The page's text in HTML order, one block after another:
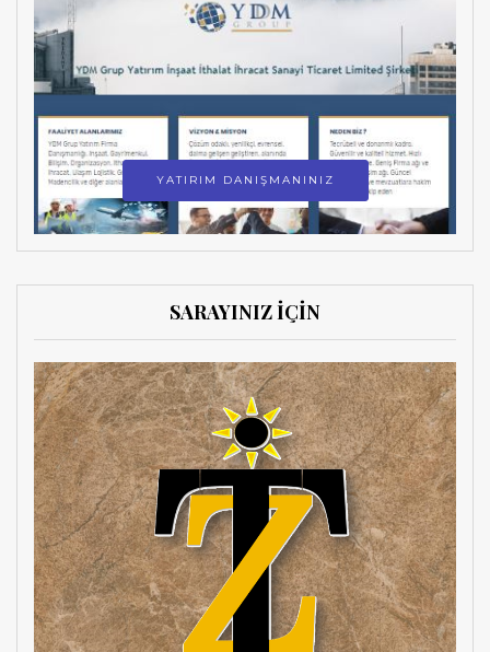
YATIRIM DANIŞMANINIZ
SARAYINIZ İÇİN